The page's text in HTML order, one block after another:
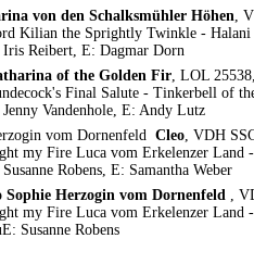
von den Schalksmühler Höhen,
Kilian the Sprightly Twinkle - Halani
Reibert, E: Dagmar Dorn
of the Golden Fir, LOL
Final Salute - Tinkerbell of
Vandenhole, E: Andy Lutz
vom Dornenfeld Cleo, VDH
my Fire Luca vom Erkelenzer Land
Robens, E: Samantha Weber
Sophie Herzogin vom Dornenfeld ,
my Fire Luca vom Erkelenzer Land
Susanne Robens